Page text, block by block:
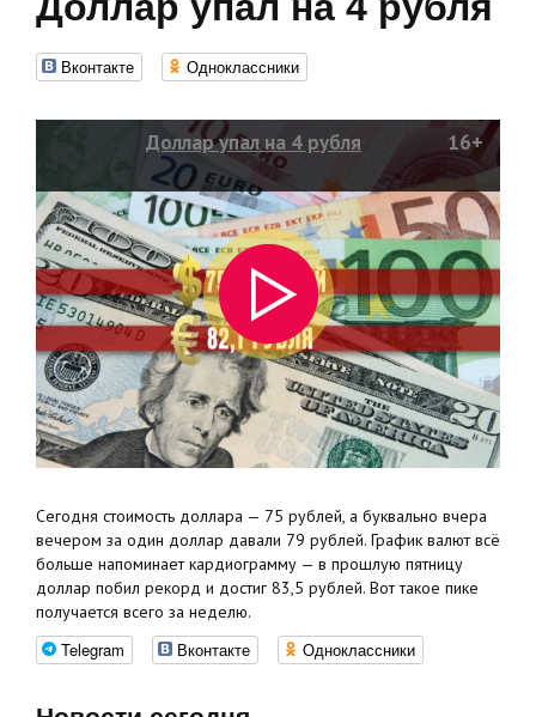
Вконтакте Одноклассники
Доллар упал на 4 рубля 16+
Сегодня стоимость доллара — 75 рублей, а буквально вчера
вечером за один доллар давали 79 рублей. График валют всё
больше напоминает кардиограмму — в прошлую пятницу
доллар побил рекорд и достиг 83,5 рублей. Вот такое пике
получается всего за неделю.
Telegram Вконтакте Одноклассники